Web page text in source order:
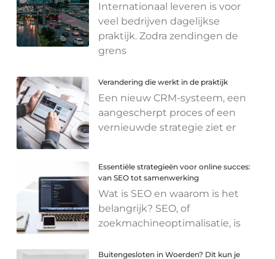
Internationaal leveren is voor
veel bedrijven dagelijkse
praktijk. Zodra zendingen de
grens
Verandering die werkt in de praktijk
Een nieuw CRM-systeem, een
aangescherpt proces of een
vernieuwde strategie ziet er
Essentiële strategieën voor online succes:
van SEO tot samenwerking
Wat is SEO en waarom is het
belangrijk? SEO, of
zoekmachineoptimalisatie, is
Buitengesloten in Woerden? Dit kun je